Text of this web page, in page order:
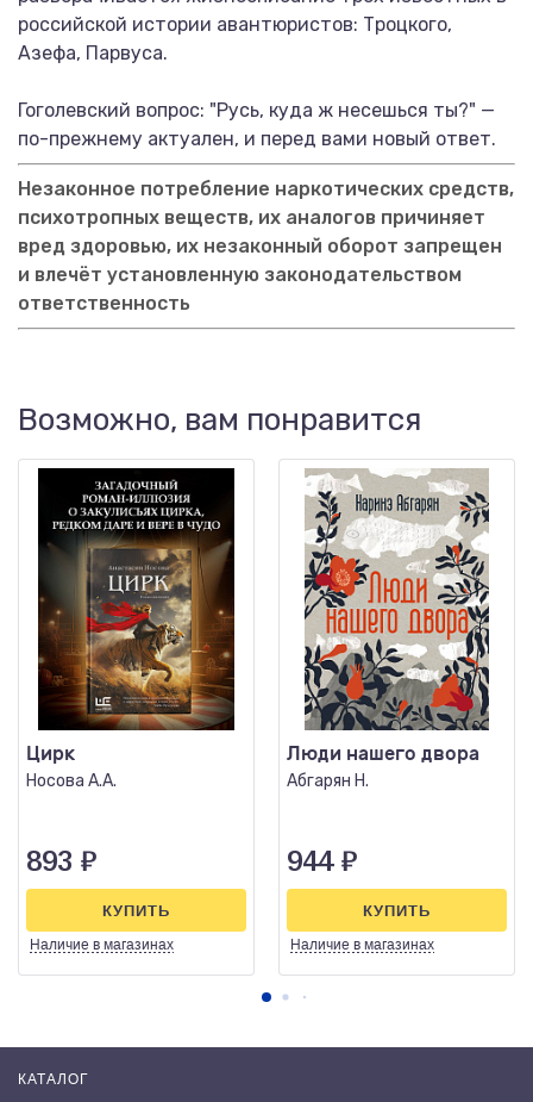
российской истории авантюристов: Троцкого,
Азефа, Парвуса.
Гоголевский вопрос: "Русь, куда ж несешься ты?" —
по-прежнему актуален, и перед вами новый ответ.
Незаконное потребление наркотических средств,
психотропных веществ, их аналогов причиняет
вред здоровью, их незаконный оборот запрещен
и влечёт установленную законодательством
ответственность
Возможно, вам понравится
Цирк
Носова А.А.
893 ₽
Наличие в магазинах
КУПИТЬ
Люди нашего двора
Абгарян Н.
944 ₽
Наличие в магазинах
КУПИТЬ
КАТАЛОГ